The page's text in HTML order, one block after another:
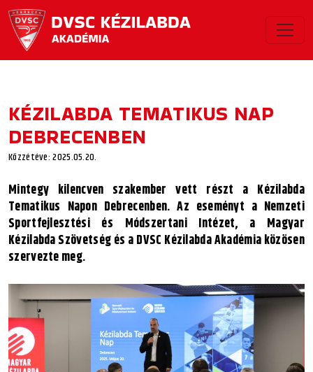
KÉZILABDA TEMATIKUS NAP
DEBRECENBEN
Közzétéve: 2025.05.20.
Mintegy kilencven szakember vett részt a Kézilabda
Tematikus Napon Debrecenben. Az eseményt a Nemzeti
Sportfejlesztési és Módszertani Intézet, a Magyar
Kézilabda Szövetség és a DVSC Kézilabda Akadémia közösen
szervezte meg.